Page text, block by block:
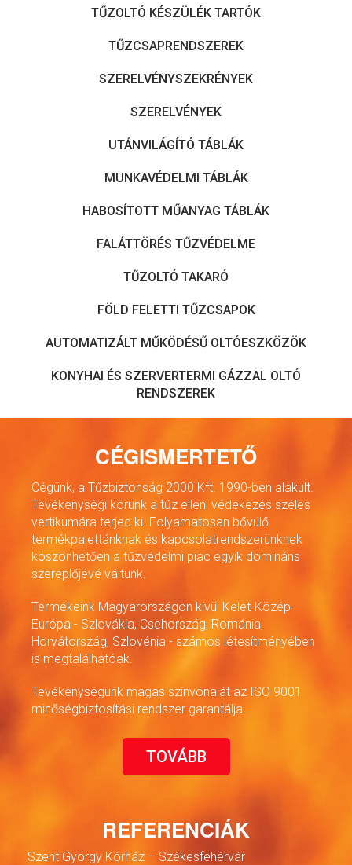
TŰZOLTÓ KÉSZÜLÉK TARTÓK
TŰZCSAPRENDSZEREK
SZERELVÉNYSZEKRÉNYEK
SZERELVÉNYEK
UTÁNVILÁGÍTÓ TÁBLÁK
MUNKAVÉDELMI TÁBLÁK
HABOSÍTOTT MŰANYAG TÁBLÁK
FALÁTTÖRÉS TŰZVÉDELME
TŰZOLTÓ TAKARÓ
FÖLD FELETTI TŰZCSAPOK
AUTOMATIZÁLT MŰKÖDÉSŰ OLTÓESZKÖZÖK
KONYHAI ÉS SZERVERTERMI GÁZZAL OLTÓ
RENDSZEREK
CÉGISMERTETŐ
Cégünk, a Tűzbiztonság 2000 Kft. 1990-ben alakult.
Tevékenységi körünk a tűz elleni védekezés széles
vertikumára terjed ki. Folyamatosan bővülő
termékpalettánknak és kapcsolatrendszerünknek
köszönhetően a tűzvédelmi piac egyik domináns
szereplőjévé váltunk.
Termékeink Magyarországon kívül Kelet-Közép-
Európa - Szlovákia, Csehország, Románia,
Horvátország, Szlovénia - számos létesítményében
is megtalálhatóak.
Tevékenységünk magas színvonalát az ISO 9001
minőségbiztosítási rendszer garantálja.
TOVÁBB
REFERENCIÁK
Szent György Kórház – Székesfehérvár